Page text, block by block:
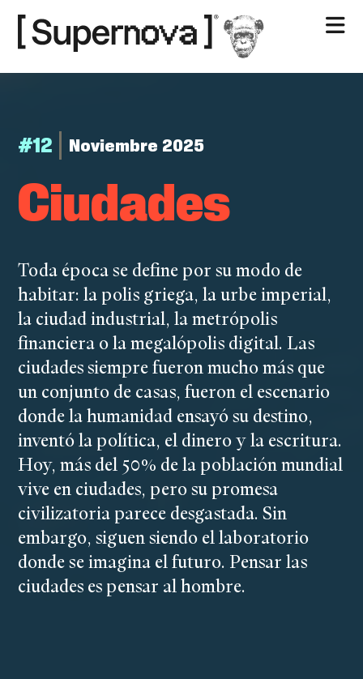
Nosotros
Contacto
#12 Noviembre 2025
Ciu­da­de­s
Toda época se define por su modo de
habitar: la polis griega, la urbe imperial,
la ciudad industrial, la metrópolis
financiera o la megalópolis digital. Las
ciudades siempre fueron mucho más que
un conjunto de casas, fueron el escenario
donde la humanidad ensayó su destino,
inventó la política, el dinero y la escritura.
Hoy, más del 50% de la población mundial
vive en ciudades, pero su promesa
civilizatoria parece desgastada. Sin
embargo, siguen siendo el laboratorio
donde se imagina el futuro. Pensar las
ciudades es pensar al hombre.